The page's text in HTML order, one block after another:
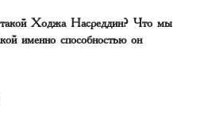
Ходжа Насреддин? Что мы
именно способностью он